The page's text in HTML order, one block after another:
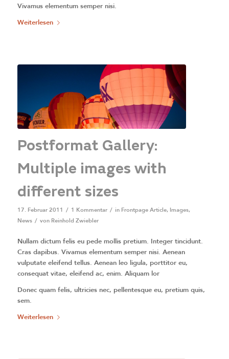
Vivamus elementum semper nisi.
Weiterlesen
Postformat Gallery:
Multiple images with
different sizes
17. Februar 2011 / 1 Kommentar / in Frontpage Article, Images,
News / von Reinhold Zwiebler
Nullam dictum felis eu pede mollis pretium. Integer tincidunt.
Cras dapibus. Vivamus elementum semper nisi. Aenean
vulputate eleifend tellus. Aenean leo ligula, porttitor eu,
consequat vitae, eleifend ac, enim. Aliquam lor
Donec quam felis, ultricies nec, pellentesque eu, pretium quis,
sem.
Weiterlesen